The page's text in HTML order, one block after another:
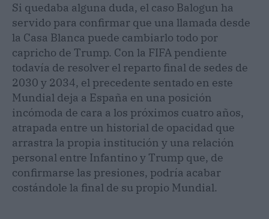
Si quedaba alguna duda, el caso Balogun ha
servido para confirmar que una llamada desde
la Casa Blanca puede cambiarlo todo por
capricho de Trump. Con la FIFA pendiente
todavía de resolver el reparto final de sedes de
2030 y 2034, el precedente sentado en este
Mundial deja a España en una posición
incómoda de cara a los próximos cuatro años,
atrapada entre un historial de opacidad que
arrastra la propia institución y una relación
personal entre Infantino y Trump que, de
confirmarse las presiones, podría acabar
costándole la final de su propio Mundial.